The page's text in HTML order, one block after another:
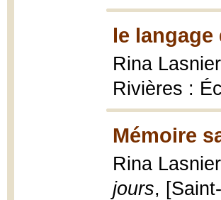
le langage
Rina
Rivières :
Mémoire
Rina
jours,